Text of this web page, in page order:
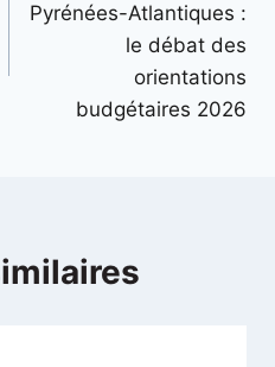
Pyrénées-Atlantiques :
le débat des
orientations
budgétaires 2026